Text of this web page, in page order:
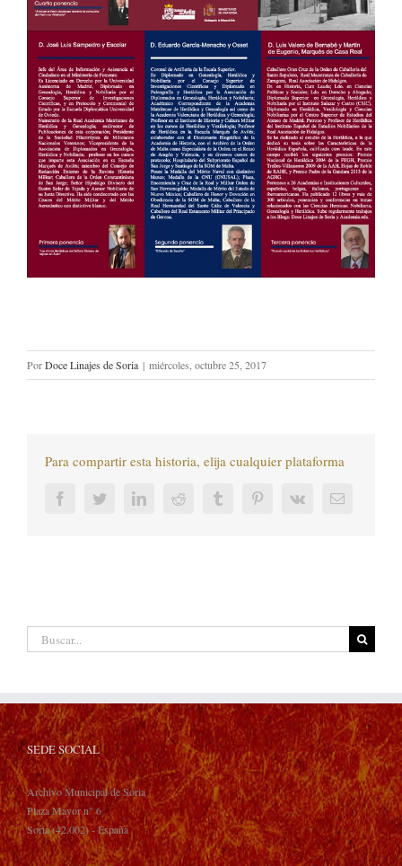
PorDoce Linajes de Soria | miércoles, octubre 25, 2017
Para compartir esta historia, elija cualquier plataforma
FacebookTwitterLinkedInReddit Tumblr PinterestVk
Correo
Buscar:
SEDE SOCIAL
Archivo Municipal de Soria
Plaza Mayor n° 6
Soria (42.002) - España